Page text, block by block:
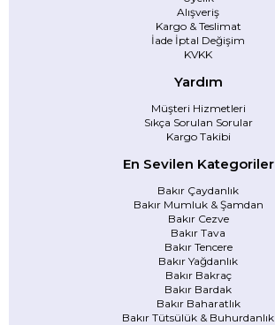
Alışveriş
Kargo & Teslimat
İade İptal Değişim
KVKK
Yardım
Müşteri Hizmetleri
Sıkça Sorulan Sorular
Kargo Takibi
En Sevilen Kategoriler
Bakır Çaydanlık
Bakır Mumluk & Şamdan
Bakır Cezve
Bakır Tava
Bakır Tencere
Bakır Yağdanlık
Bakır Bakraç
Bakır Bardak
Bakır Baharatlık
Bakır Tütsülük & Buhurdanlık